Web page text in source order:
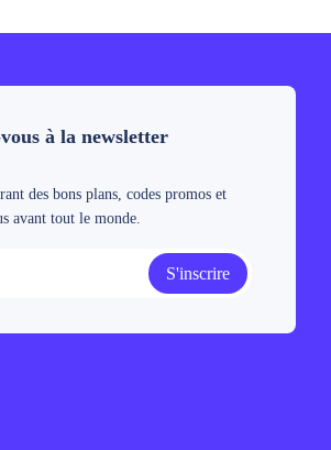
à la newsletter
des bons plans, codes promos et
avant tout le monde.
S'inscrire